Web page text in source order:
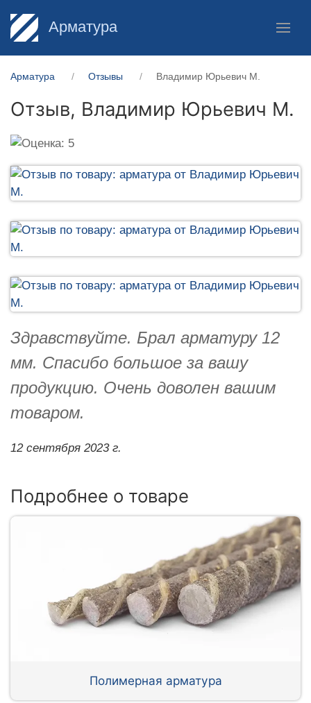
Арматура
Арматура Отзывы Владимир Юрьевич М.
Отзыв, Владимир Юрьевич М.
Здравствуйте. Брал арматуру 12
мм. Спасибо большое за вашу
продукцию. Очень доволен вашим
товаром.
12 сентября 2023 г.
Подробнее о товаре
Полимерная арматура